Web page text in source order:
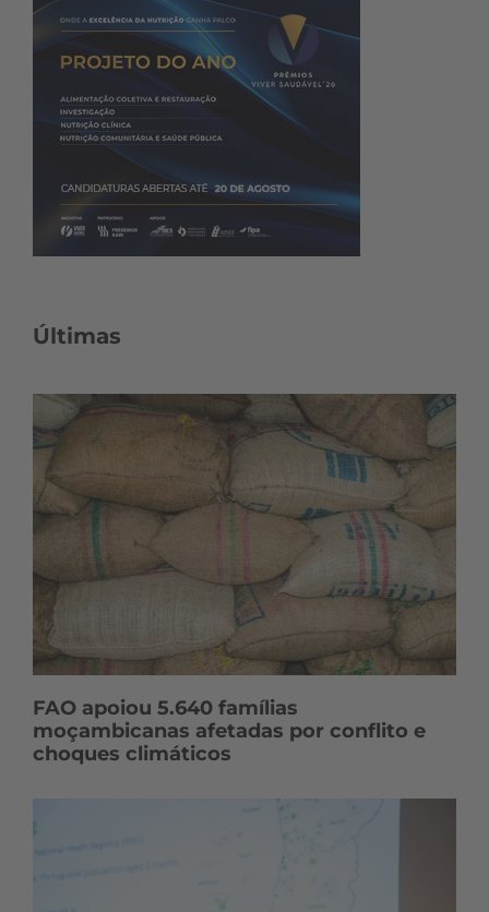
Últimas
FAO apoiou 5.640 famílias
moçambicanas afetadas por conflito e
choques climáticos